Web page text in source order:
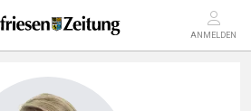
ANMELDEN